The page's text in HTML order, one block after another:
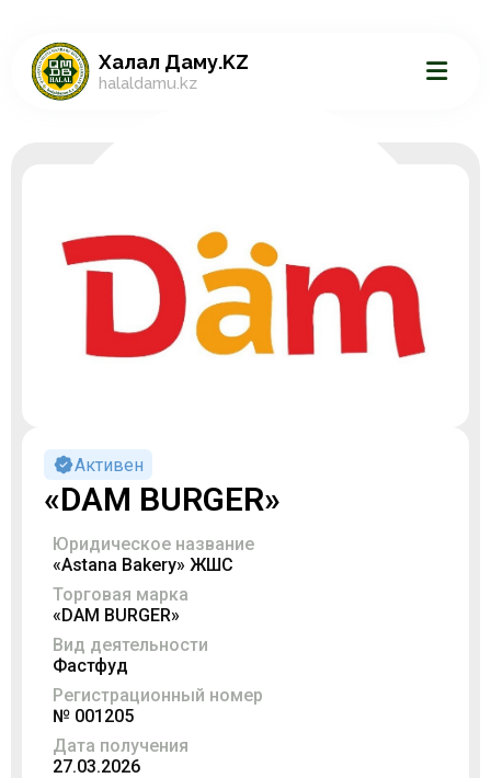
Халал Даму.KZ
halaldamu.kz
Активен
«DAM BURGER»
Юридическое название
«Astana Bakery» ЖШС
Торговая марка
«DAM BURGER»
Вид деятельности
Фастфуд
Регистрационный номер
№ 001205
Дата получения
27.03.2026